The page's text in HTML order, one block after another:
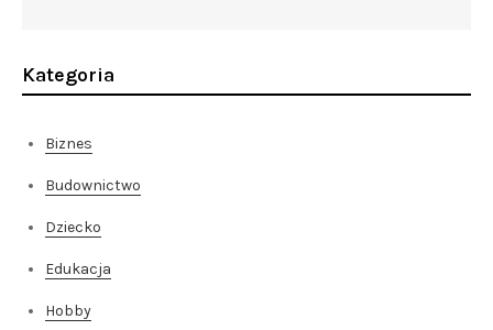
Kategoria
Biznes
Budownictwo
Dziecko
Edukacja
Hobby